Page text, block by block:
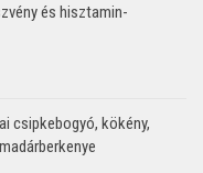
és hisztamin-
csipkebogyó, kökény,